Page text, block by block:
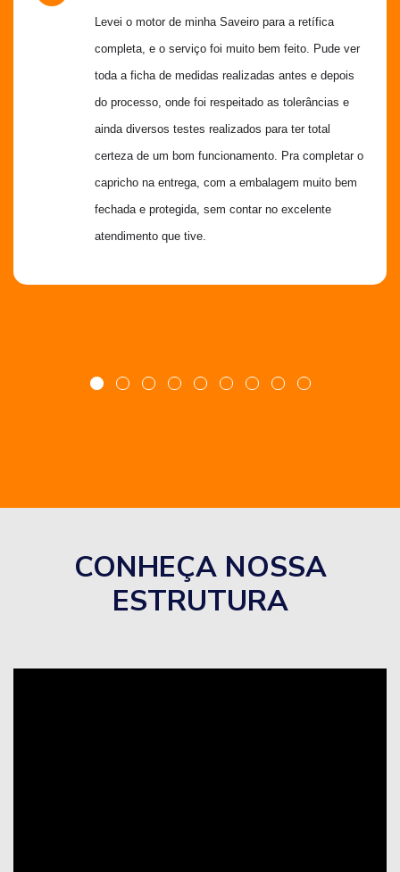
Levei o motor de minha Saveiro para a retífica
completa, e o serviço foi muito bem feito. Pude ver
toda a ficha de medidas realizadas antes e depois
do processo, onde foi respeitado as tolerâncias e
ainda diversos testes realizados para ter total
certeza de um bom funcionamento. Pra completar o
capricho na entrega, com a embalagem muito bem
fechada e protegida, sem contar no excelente
atendimento que tive.
CONHEÇA NOSSA
ESTRUTURA